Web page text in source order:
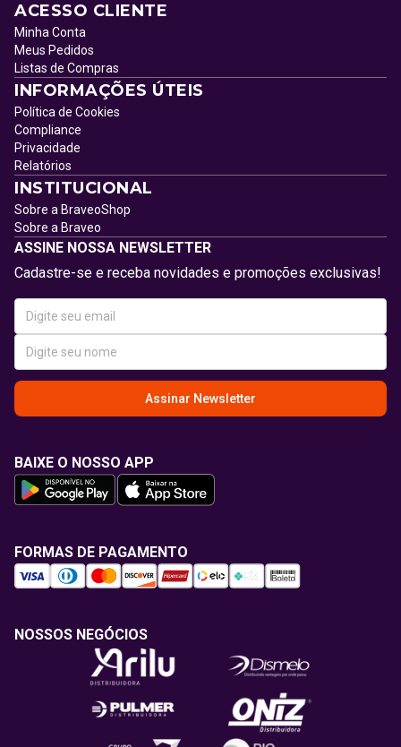
ACESSO CLIENTE
Minha Conta
Meus Pedidos
Listas de Compras
INFORMAÇÕES ÚTEIS
Política de Cookies
Compliance
Privacidade
Relatórios
INSTITUCIONAL
Sobre a BraveoShop
Sobre a Braveo
ASSINE NOSSA NEWSLETTER
Cadastre-se e receba novidades e promoções exclusivas!
Assinar Newsletter
BAIXE O NOSSO APP
FORMAS DE PAGAMENTO
NOSSOS NEGÓCIOS